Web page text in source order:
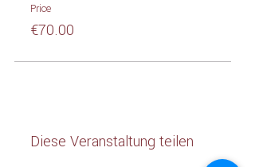
Price
€70.00
Diese Veranstaltung teilen